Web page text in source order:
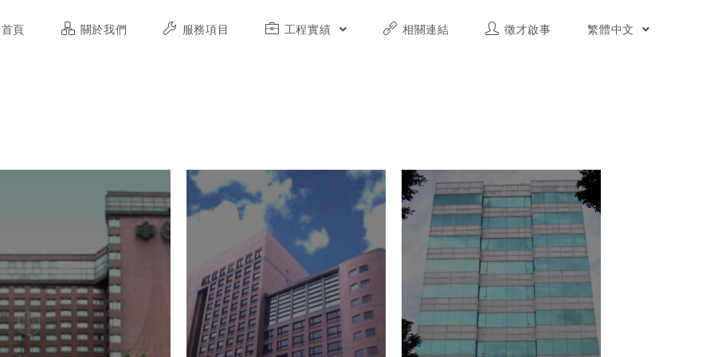
首頁 關於我們 服務項目 工程實績 相關連結 徵才啟事 繁體中文